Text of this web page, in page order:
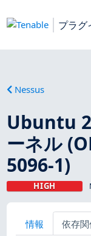
プラグ
Nessus
Ubuntu
ーネル
5096-1)
HIGH
情報 依存